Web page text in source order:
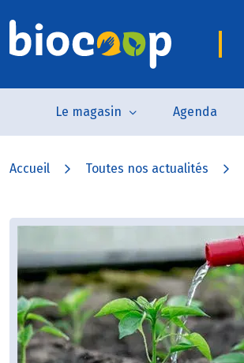
Le magasin Agenda
Accueil Toutes nos actualités